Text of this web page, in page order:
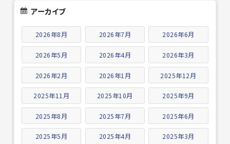
アーカイブ
2026年8月 2026年7月 2026年6月
2026年5月 2026年4月 2026年3月
2026年2月 2026年1月 2025年12月
2025年11月 2025年10月 2025年9月
2025年8月 2025年7月 2025年6月
2025年5月 2025年4月 2025年3月